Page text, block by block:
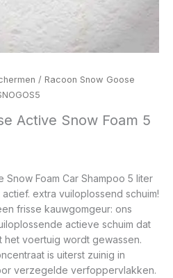
/ Racoon Snow Goose
Active Snow Foam 5
Snow Foam Car Shampoo 5 liter
extra vuiloplossend schuim!
frisse kauwgomgeur: ons
actieve schuim dat
voertuig wordt gewassen.
is uiterst zuinig in
verzegelde verfoppervlakken.